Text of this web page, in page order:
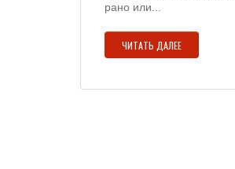
рано или...
ЧИТАТЬ ДАЛЕЕ